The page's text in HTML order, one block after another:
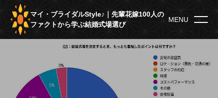
マイ・ブライダルStyle♪｜先輩花嫁100人の
ファクトから学ぶ結婚式場選び
MENU